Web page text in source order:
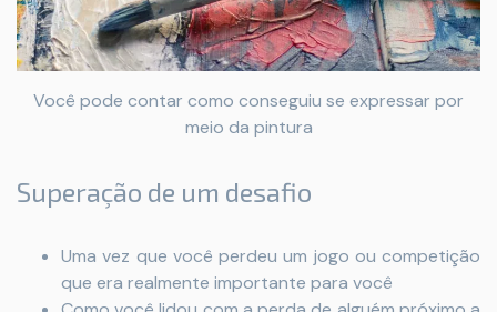
Você pode contar como conseguiu se expressar por
meio da pintura
Superação de um desafio
Uma vez que você perdeu um jogo ou competição
que era realmente importante para você